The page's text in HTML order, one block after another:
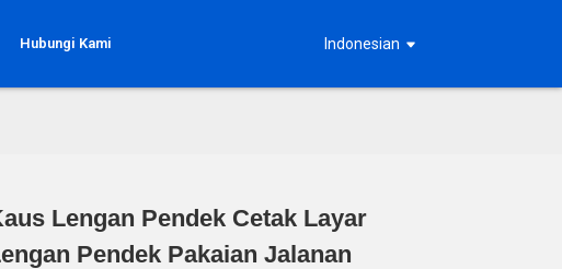
Hubungi Kami Indonesian
Loading...
Loading...
Lengan Pendek Cetak Layar
Pendek Pakaian Jalanan